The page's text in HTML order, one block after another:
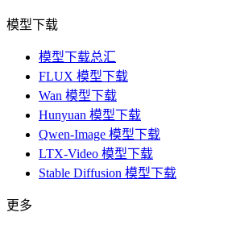
模型下载
模型下载总汇
FLUX 模型下载
Wan 模型下载
Hunyuan 模型下载
Qwen-Image 模型下载
LTX-Video 模型下载
Stable Diffusion 模型下载
更多